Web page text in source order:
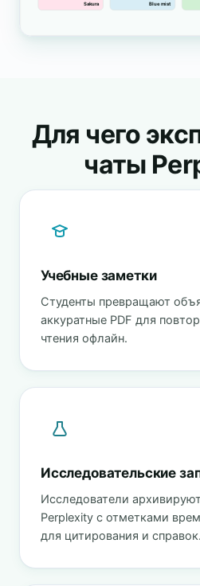
Для чего
чаты
Учебные заметки
Студенты превращают
аккуратные PDF для
чтения офлайн.
Исследовательские
Исследователи
Perplexity с отметками
для цитирования и справок.